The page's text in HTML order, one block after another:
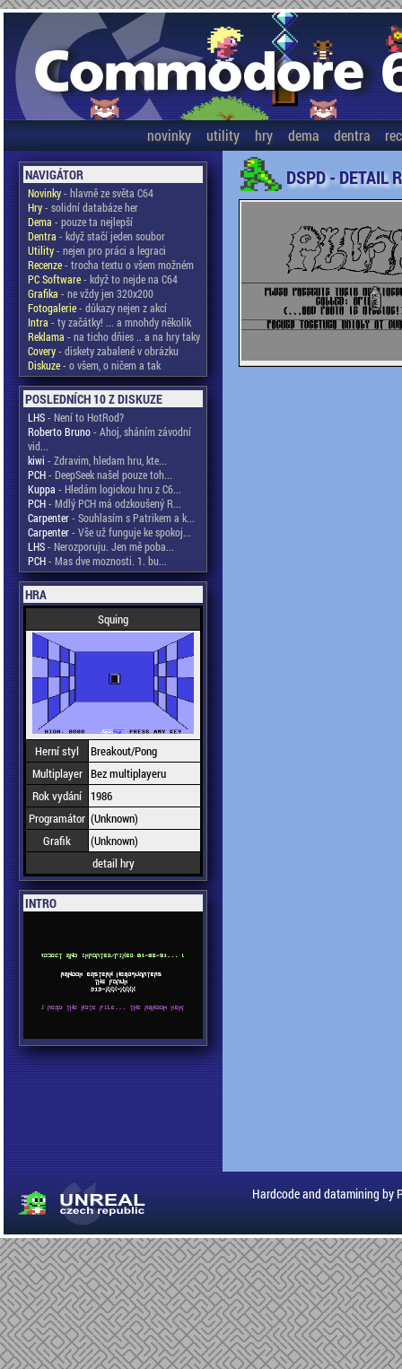
novinky utility hry dema dentra
NAVIGÁTOR
Novinky- hlavně ze světa C64
Hry- solidní databáze her
Dema - pouze ta nejlepší
Dentra - když stačí jeden soubor
Utility- nejen pro práci a legraci
Recenze- trocha textu o všem možném
PC Software- když to nejde na C64
Grafika - ne vždy jen 320x200
Fotogalerie- důkazy nejen z akcí
Intra - ty začátky! ... a mnohdy několik
Reklama - na ticho dňies .. a na hry taky
Covery- diskety zabalené v obrázku
Diskuze- o všem, o ničem a tak
POSLEDNÍCH 10 Z DISKUZE
LHS- Není to HotRod?
Roberto Bruno- Ahoj, sháním závodní
vid...
kiwi - Zdravim, hledam hru, kte...
PCH- DeepSeek našel pouze toh...
Kuppa - Hledám logickou hru z C6...
PCH- Mdlý PCH má odzkoušený R...
Carpenter- Souhlasím s Patrikem a k...
Carpenter- Vše už funguje ke spokoj...
LHS- Nerozporuju. Jen mě poba...
PCH- Mas dve moznosti. 1. bu...
HRA
Squing
Herní styl
Breakout/Pong
Multiplayer Bez multiplayeru
Rok vydání
1986
Programátor (Unknown)
Grafik
(Unknown)
detail hry
INTRO
DSPD - DETAIL
Hardcode and datamining by